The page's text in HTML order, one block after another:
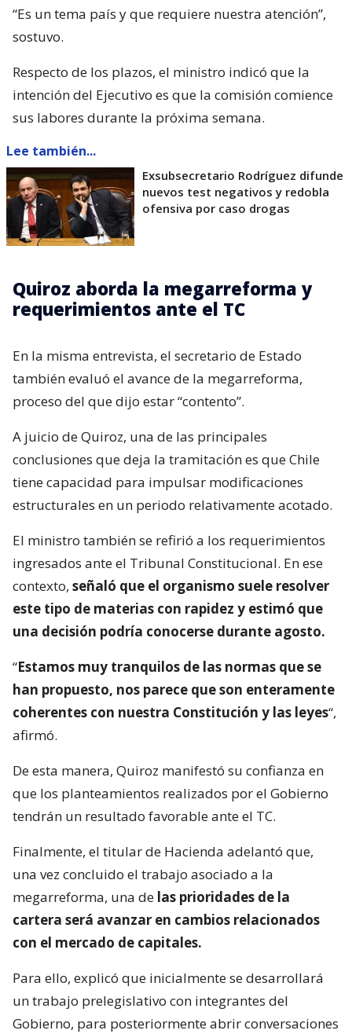
“Es un tema país y que requiere nuestra atención”,
sostuvo.
Respecto de los plazos, el ministro indicó que la
intención del Ejecutivo es que la comisión comience
sus labores durante la próxima semana.
Lee también...
Exsubsecretario Rodríguez difunde
nuevos test negativos y redobla
ofensiva por caso drogas
Quiroz aborda la megarreforma y
requerimientos ante el TC
En la misma entrevista, el secretario de Estado
también evaluó el avance de la megarreforma,
proceso del que dijo estar “contento”.
A juicio de Quiroz, una de las principales
conclusiones que deja la tramitación es que Chile
tiene capacidad para impulsar modificaciones
estructurales en un periodo relativamente acotado.
El ministro también se refirió a los requerimientos
ingresados ante el Tribunal Constitucional. En ese
contexto, señaló que el organismo suele resolver
este tipo de materias con rapidez y estimó que
una decisión podría conocerse durante agosto.
“Estamos muy tranquilos de las normas que se
han propuesto, nos parece que son enteramente
coherentes con nuestra Constitución y las leyes“,
afirmó.
De esta manera, Quiroz manifestó su confianza en
que los planteamientos realizados por el Gobierno
tendrán un resultado favorable ante el TC.
Finalmente, el titular de Hacienda adelantó que,
una vez concluido el trabajo asociado a la
megarreforma, una de las prioridades de la
cartera será avanzar en cambios relacionados
con el mercado de capitales.
Para ello, explicó que inicialmente se desarrollará
un trabajo prelegislativo con integrantes del
Gobierno, para posteriormente abrir conversaciones